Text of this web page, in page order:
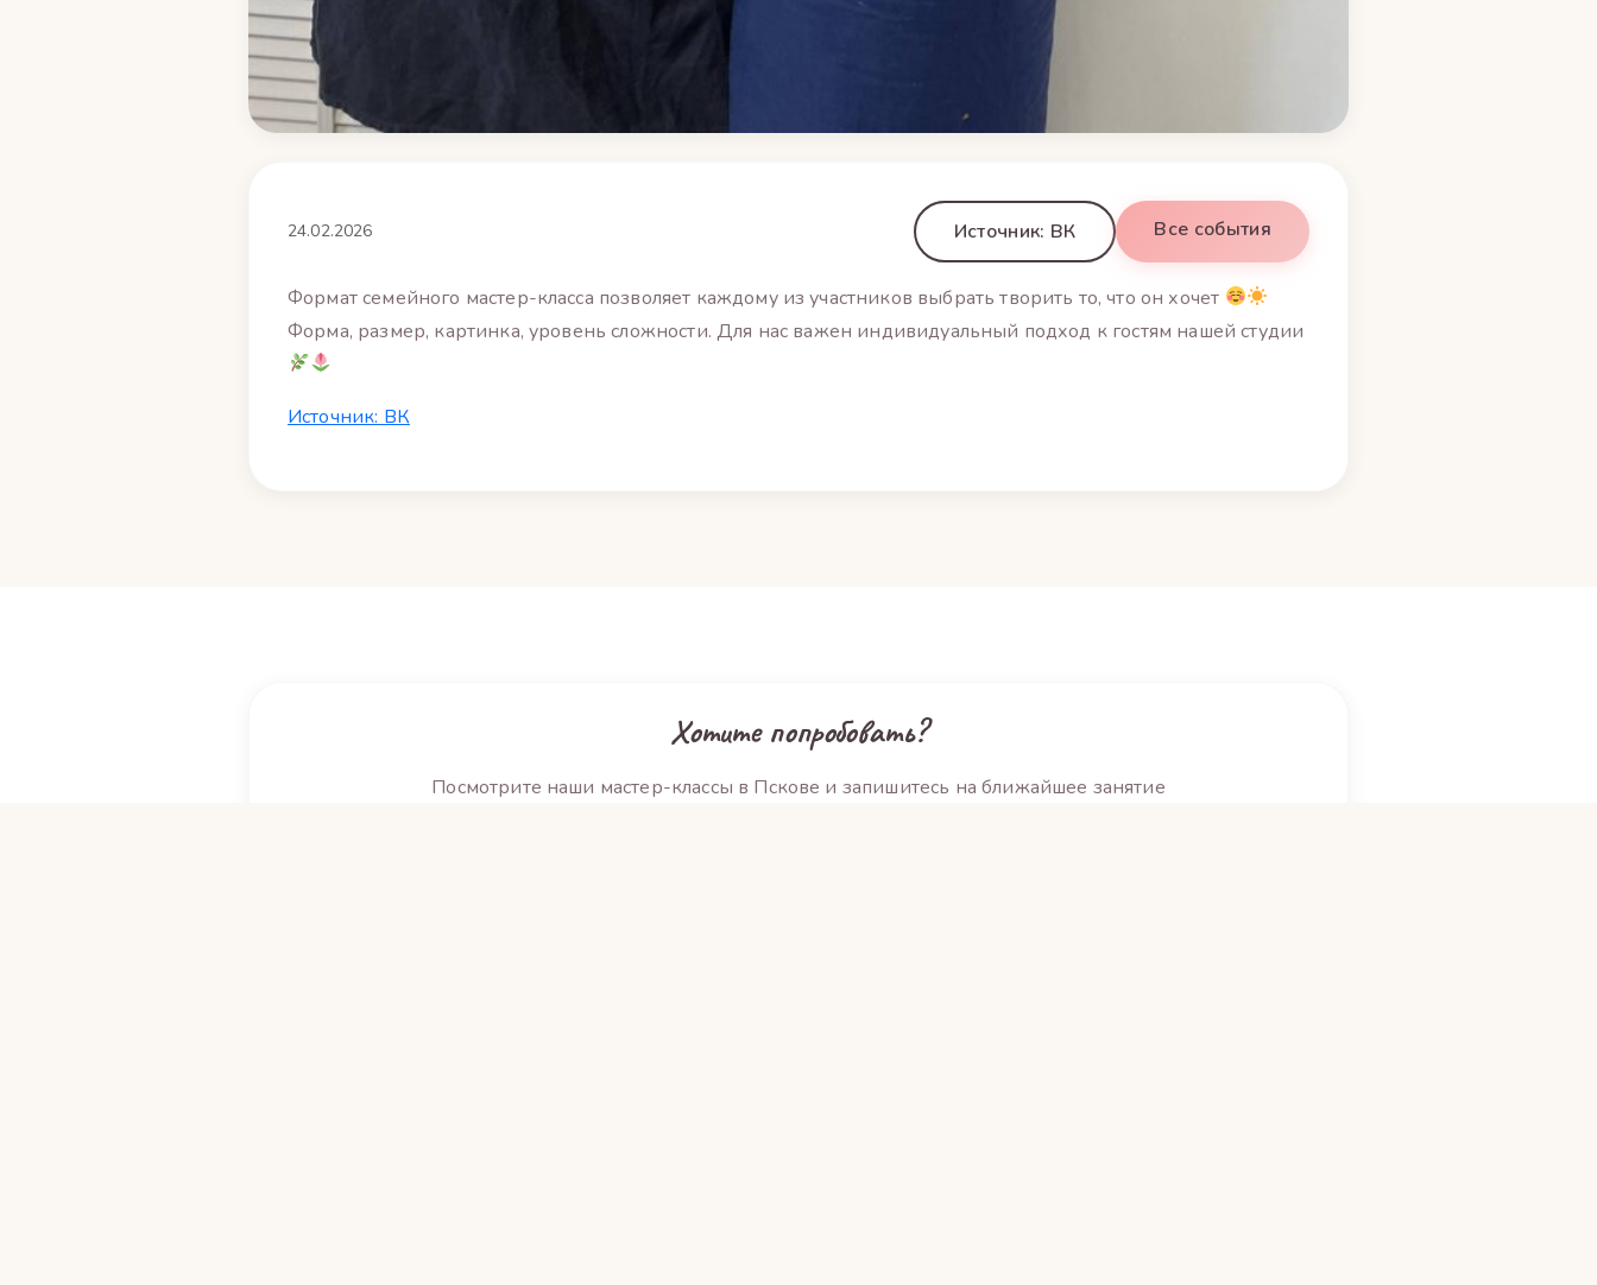
24.02.2026 Источник: ВК Все события
Формат семейного мастер-класса позволяет каждому из участников выбрать творить то, что он хочет
Форма, размер, картинка, уровень сложности. Для нас важен индивидуальный подход к гостям нашей студии
Источник: ВК
Хотите попробовать?
Посмотрите наши мастер-классы в Пскове и запишитесь на ближайшее занятие